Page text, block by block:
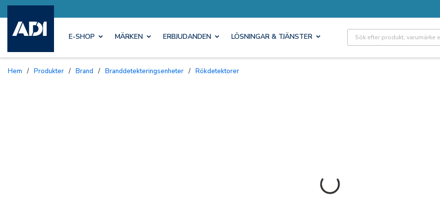
E-SHOP MÄRKEN ERBJUDANDEN LÖSNINGAR & TJÄNSTER Site Search
Hem / Produkter / Brand / Branddetekteringsenheter / Rökdetektorer